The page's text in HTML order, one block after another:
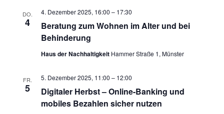
DO.
4
Beratung zum Wohnen im Alter und bei
Behinderung
4. Dezember 2025, 16:00 – 17:30
Haus der Nachhaltigkeit Hammer Straße 1, Münster
FR.
5
Digitaler Herbst – Online-Banking und
mobiles Bezahlen sicher nutzen
5. Dezember 2025, 11:00 – 12:00